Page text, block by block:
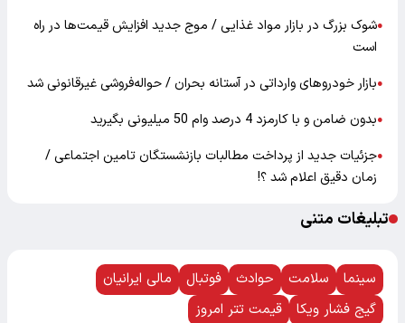
●شوک بزرگ در بازار مواد غذایی / موج جدید افزایش قیمت‌ها در راه
است
●بازار خودرو‌های وارداتی در آستانه بحران / حواله‌فروشی غیرقانونی شد
●بدون ضامن و با کارمزد 4 درصد وام 50 میلیونی بگیرید
●جزئیات جدید از پرداخت مطالبات بازنشستگان تامین اجتماعی /
زمان دقیق اعلام شد ؟!
تبلیغات متنی
سینما سلامت حوادث فوتبال
مالی ایرانیان
گیج فشار ویکا
قیمت تتر امروز